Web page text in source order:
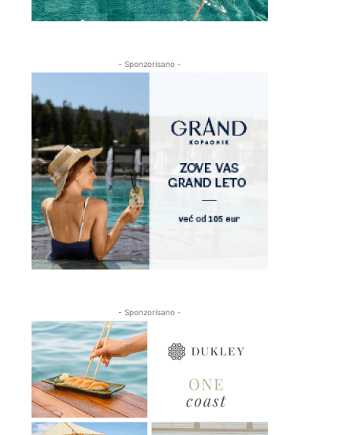
- Sponzorisano -
- Sponzorisano -